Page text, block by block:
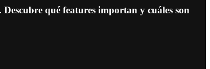
qué features importan y cuáles son